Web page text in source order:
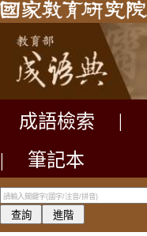
成語檢索
|
筆記本